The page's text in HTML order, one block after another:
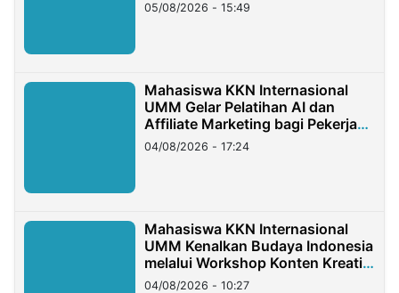
05/08/2026 - 15:49
Mahasiswa KKN Internasional
UMM Gelar Pelatihan AI dan
Affiliate Marketing bagi Pekerja
Migran Indonesia di Taiwan
04/08/2026 - 17:24
Mahasiswa KKN Internasional
UMM Kenalkan Budaya Indonesia
melalui Workshop Konten Kreatif
di Taiwan
04/08/2026 - 10:27